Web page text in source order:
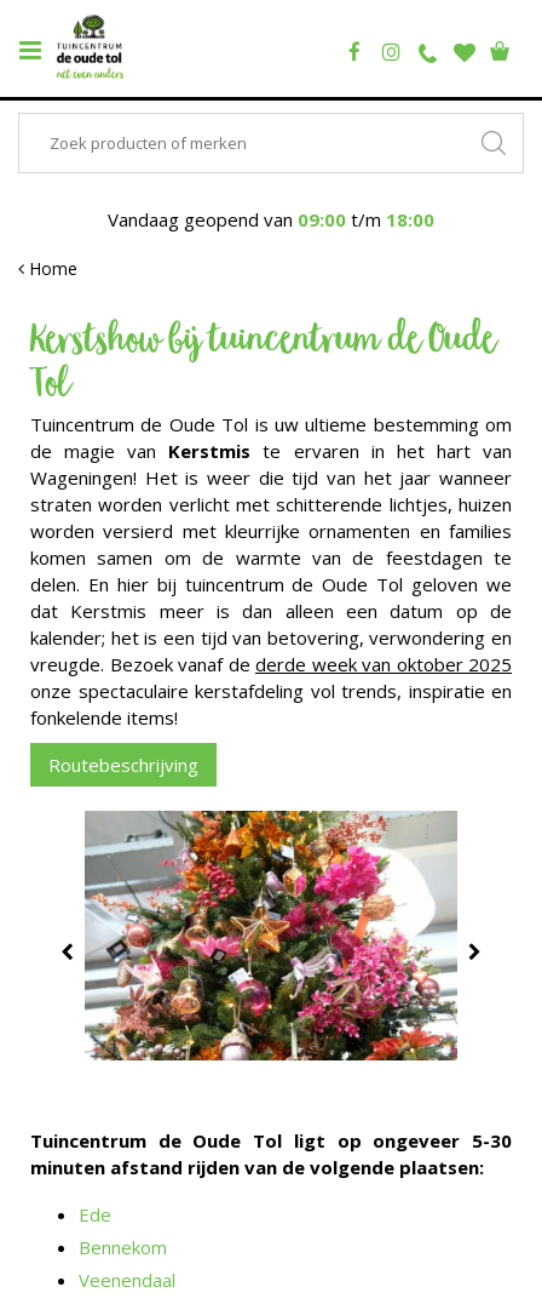
Vandaag geopend van 09:00 t/m 18:00
Home
Kerstshow bij tuincentrum de Oude
Tol
Tuincentrum de Oude Tol is uw ultieme bestemming om
de magie van Kerstmis te ervaren in het hart van
Wageningen! Het is weer die tijd van het jaar wanneer
straten worden verlicht met schitterende lichtjes, huizen
worden versierd met kleurrijke ornamenten en families
komen samen om de warmte van de feestdagen te
delen. En hier bij tuincentrum de Oude Tol geloven we
dat Kerstmis meer is dan alleen een datum op de
kalender; het is een tijd van betovering, verwondering en
vreugde. Bezoek vanaf de derde week van oktober 2025
onze spectaculaire kerstafdeling vol trends, inspiratie en
fonkelende items!
Routebeschrijving
Tuincentrum de Oude Tol ligt op ongeveer 5-30
minuten afstand rijden van de volgende plaatsen:
Ede
Bennekom
Veenendaal